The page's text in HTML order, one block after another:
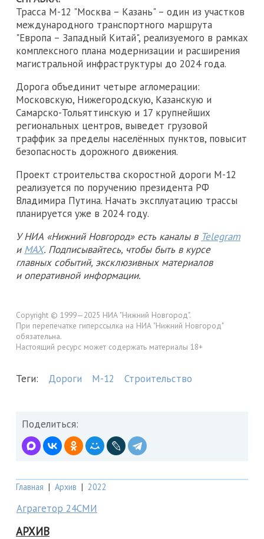
Трасса М-12 "Москва – Казань" – один из участков
международного транспортного маршрута
"Европа – Западный Китай", реализуемого в рамках
комплексного плана модернизации и расширения
магистральной инфраструктуры до 2024 года.
Дорога объединит четыре агломерации:
Московскую, Нижегородскую, Казанскую и
Самарско-Тольяттинскую и 17 крупнейших
региональных центров, выведет грузовой
траффик за пределы населённых пунктов, повысит
безопасность дорожного движения.
Проект строительства скоростной дороги М-12
реализуется по поручению президента РФ
Владимира Путина. Начать эксплуатацию трассы
планируется уже в 2024 году.
У НИА «Нижний Новгород» есть каналы в Telegram
и MAX. Подписывайтесь, чтобы быть в курсе
главных событий, эксклюзивных материалов
и оперативной информации.
Copyright © 1999—2025 НИА "Нижний Новгород".
При перепечатке гиперссылка на НИА "Нижний Новгород"
обязательна.
Настоящий ресурс может содержать материалы 18+
Теги: Дороги М-12 Строительство
Поделиться:
Главная | Архив | 2022
Аграгетор 24СМИ
АРХИВ